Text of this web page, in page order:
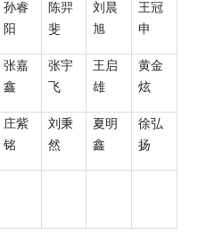
孙睿
阳
陈羿
斐
刘晨
旭
王冠
申
张嘉
鑫
张宇
飞
王启
雄
黄金
炫
庄紫
铭
刘秉
然
夏明
鑫
徐弘
扬